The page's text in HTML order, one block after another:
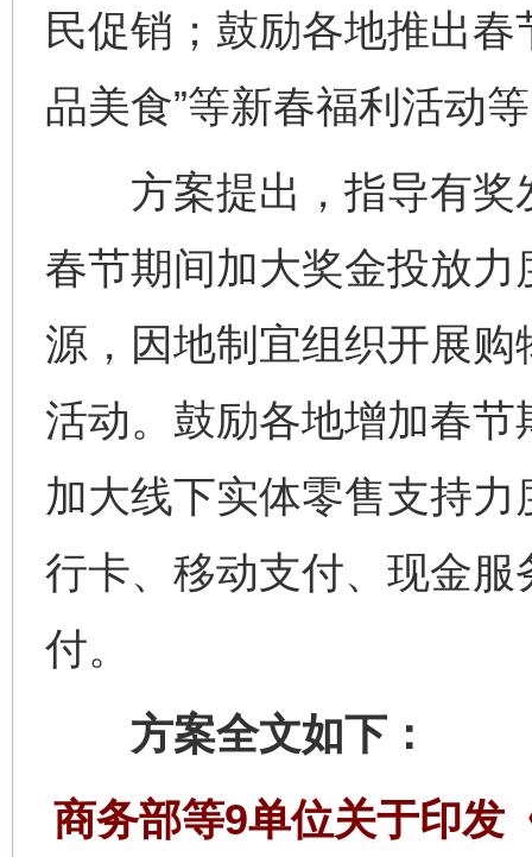
民促销；鼓励各地推出
品美食”等新春福利活动
方案提出，指导有奖
春节期间加大奖金投放
源，因地制宜组织开展
活动。鼓励各地增加春
加大线下实体零售支持
行卡、移动支付、现金
付。
方案全文如下：
商务部等9单位关于印发